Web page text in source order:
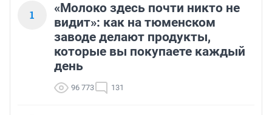
1
«Молоко здесь почти никто не
видит»: как на тюменском
заводе делают продукты,
которые вы покупаете каждый
день
96 773 131